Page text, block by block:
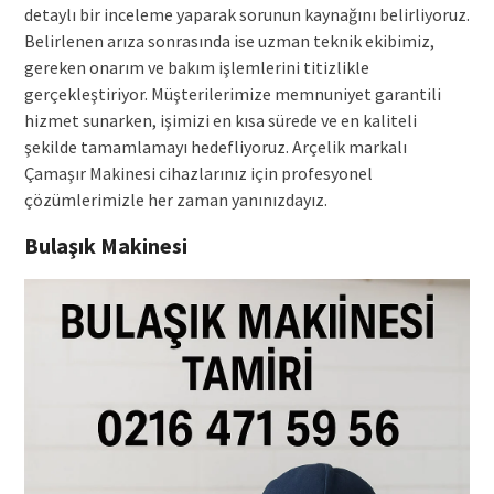
detaylı bir inceleme yaparak sorunun kaynağını belirliyoruz.
Belirlenen arıza sonrasında ise uzman teknik ekibimiz,
gereken onarım ve bakım işlemlerini titizlikle
gerçekleştiriyor. Müşterilerimize memnuniyet garantili
hizmet sunarken, işimizi en kısa sürede ve en kaliteli
şekilde tamamlamayı hedefliyoruz. Arçelik markalı
Çamaşır Makinesi cihazlarınız için profesyonel
çözümlerimizle her zaman yanınızdayız.
Bulaşık Makinesi